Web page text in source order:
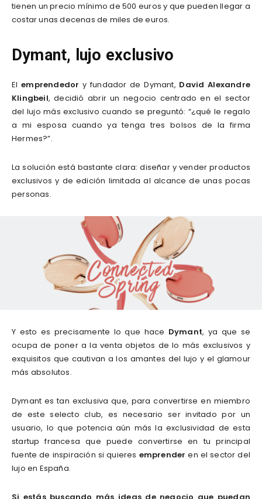
tienen un precio mínimo de 500 euros y que pueden llegar a
costar unas decenas de miles de euros.
Dymant, lujo exclusivo
Elemprendedor y fundador de Dymant, David Alexandre
Klingbeil, decidió abrir un negocio centrado en el sector
del lujo más exclusivo cuando se preguntó: “¿qué le regalo
a mi esposa cuando ya tenga tres bolsos de la firma
Hermes?”.
La solución está bastante clara: diseñar y vender productos
exclusivos y de edición limitada al alcance de unas pocas
personas.
Y esto es precisamente lo que hace Dymant, ya que se
ocupa de poner a la venta objetos de lo más exclusivos y
exquisitos que cautivan a los amantes del lujo y el glamour
más absolutos.
Dymant es tan exclusiva que, para convertirse en miembro
de este selecto club, es necesario ser invitado por un
usuario, lo que potencia aún más la exclusividad de esta
startup francesa que puede convertirse en tu principal
fuente de inspiración si quieres emprender en el sector del
lujo en España.
Si estás buscando más ideas de negocio que puedan